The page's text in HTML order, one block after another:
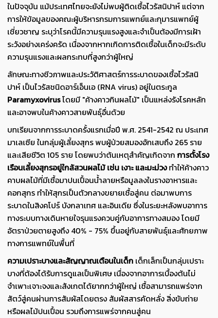
ในปัจจุบัน แม้ประเทศไทยจะยังไม่พบผู้ติดเชื้อไวรัสนิปาห์ แต่จาก
การให้ข้อมูลของคณะผู้บริหารกรมการแพทย์และกุมารแพทย์ผู้
เชี่ยวชาญ ระบุว่าโรคนี้มีความรุนแรงสูงและจำเป็นต้องมีการเฝ้า
ระวังอย่างเคร่งครัด เนื่องจากหากเกิดการติดเชื้อในเด็กจะมีระดับ
ความรุนแรงและผลกระทบที่สูงกว่าผู้ใหญ่
ลักษณะทางชีวภาพและประวัติศาสตร์การระบาดของเชื้อไวรัสนิ
ปาห์ เป็นไวรัสชนิดอาร์เอ็นเอ (RNA virus) อยู่ในตระกูล
Paramyxovirusโดยมี "ค้างคาวกินผลไม้" เป็นแหล่งรังโรคหลัก
และอาจพบในค้างคาวสายพันธุ์อื่นด้วย
บทเรียนจากการระบาดครั้งแรกเมื่อปี พ.ศ. 2541-2542 ณ ประเทศ
มาเลเซีย ในกลุ่มผู้เลี้ยงสุกร พบผู้ป่วยสมองอักเสบถึง 265 ราย
และเสียชีวิต 105 ราย โดยพบว่าต้นเหตุสำคัญเกิดจาก การตั้งโรง
เรือนเลี้ยงสุกรอยู่ใกล้สวนผลไม้ เช่น เงาะ และมะม่วงทำให้ค้างคาว
คาบผลไม้ที่มีเชื้อมาปนเปื้อนน้ำลายหรือมูลลงในรางอาหารและ
คอกสุกร ทำให้สุกรเป็นตัวกลางขยายเชื้อสู่คน ต่อมาพบการ
ระบาดในสิงคโปร์ บังกลาเทศ และอินเดีย ซึ่งในระยะหลังพบอาการ
ทางระบบทางเดินหายใจรุนแรงควบคู่กับอาการทางสมอง โดยมี
อัตราป่วยตายสูงถึง 40% - 75% ขึ้นอยู่กับสายพันธุ์และศักยภาพ
ทางการแพทย์ในพื้นที่
ความเปราะบางและสัญญาณเตือนในเด็ก เด็กเล็กเป็นกลุ่มเปราะ
บางที่ต้องได้รับการดูแลเป็นพิเศษ เนื่องจากอาการเบื้องต้นไม่
จำเพาะเจาะจงและสังเกตได้ยากกว่าผู้ใหญ่ เชื้อสามารถแพร่จาก
สัตว์สู่คนผ่านการสัมผัสโดยตรง สัมผัสสารคัดหลั่ง สิ่งขับถ่าย
หรือผลไม้ปนเปื้อน รวมถึงการแพร่จากคนสู่คน